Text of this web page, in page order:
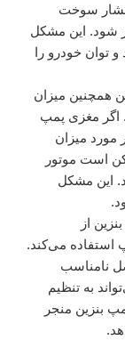
فشار سوخت
شود. این مشکل
توان خودرو را
همچنین میزان
اگر مغزی پمپ
در مورد میزان
است موتور
این مشکل
از
استفاده می‌کند.
نامناسب
به تنظیم
بنزین منجر